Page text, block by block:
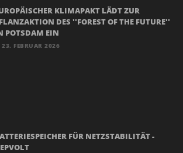
KLIMAPAKT LÄDT ZUR
DES ''FOREST OF THE FUTURE''
POTSDAM EIN
23. FEBRUAR 2026
FÜR NETZSTABILITÄT -